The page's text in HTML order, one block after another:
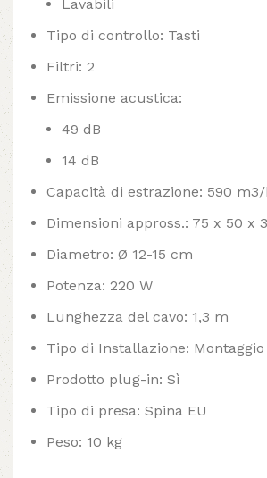
Lavabili
Tipo di controllo: Tasti
Filtri: 2
Emissione acustica:
49 dB
14 dB
Capacità di estrazione: 590
Dimensioni appross.: 75 x 50 x
Diametro: Ø 12-15 cm
Potenza: 220 W
Lunghezza del cavo: 1,3 m
Tipo di Installazione:
Prodotto plug-in: Sì
Tipo di presa: Spina EU
Peso: 10 kg